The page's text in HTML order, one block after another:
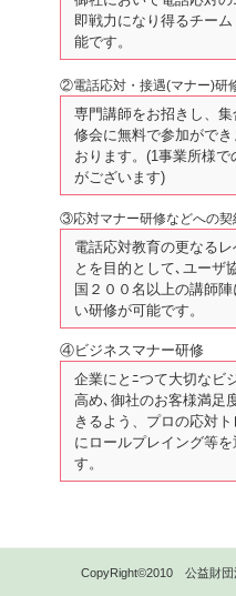
即戦力になり得るチー
能です。
②電話応対・接遇(マナー)研
専門講師をお招きし、
修会に無料で参加がで
おります。(1事業所様
がございます)
③応対マナー研修などへの契
電話応対教育の更なる
とを目的として､ユーザ
国２００名以上の講師
い研修が可能です。
④ビジネスマナー研修
企業にとﾆつて大切なビ
高め､御社のお客様満足
きるよう、プロの応対
にロールプレイング等
す。
CopyRight©2010 公益財団